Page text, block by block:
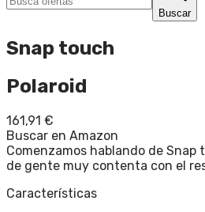
Buscar
Snap touch
Polaroid
161,91 €
Buscar en Amazon
Comenzamos hablando de Snap
de gente muy contenta con el
Características